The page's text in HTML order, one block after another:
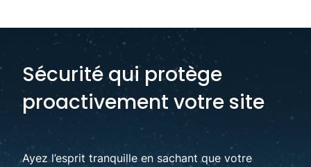
Sécurité qui protège
proactivement votre site
Ayez l’esprit tranquille en sachant que votre